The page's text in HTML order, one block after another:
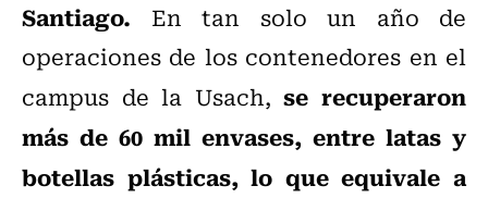
Santiago. En tan solo un año de
operaciones de los contenedores en el
campus de la Usach,se recuperaron
más de 60 mil envases, entre latas y
botellas plásticas, lo que equivale a